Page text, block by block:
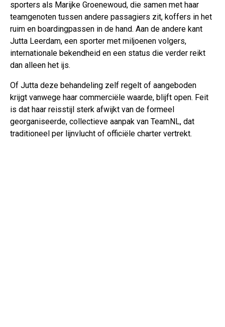
sporters als Marijke Groenewoud, die samen met haar
teamgenoten tussen andere passagiers zit, koffers in het
ruim en boardingpassen in de hand. Aan de andere kant
Jutta Leerdam, een sporter met miljoenen volgers,
internationale bekendheid en een status die verder reikt
dan alleen het ijs.
Of Jutta deze behandeling zelf regelt of aangeboden
krijgt vanwege haar commerciële waarde, blijft open. Feit
is dat haar reisstijl sterk afwijkt van de formeel
georganiseerde, collectieve aanpak van TeamNL, dat
traditioneel per lijnvlucht of officiële charter vertrekt.